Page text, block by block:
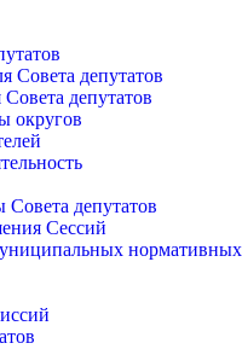
Совета депутатов
депутатов
округов
депутатов
Сессий
нормативных